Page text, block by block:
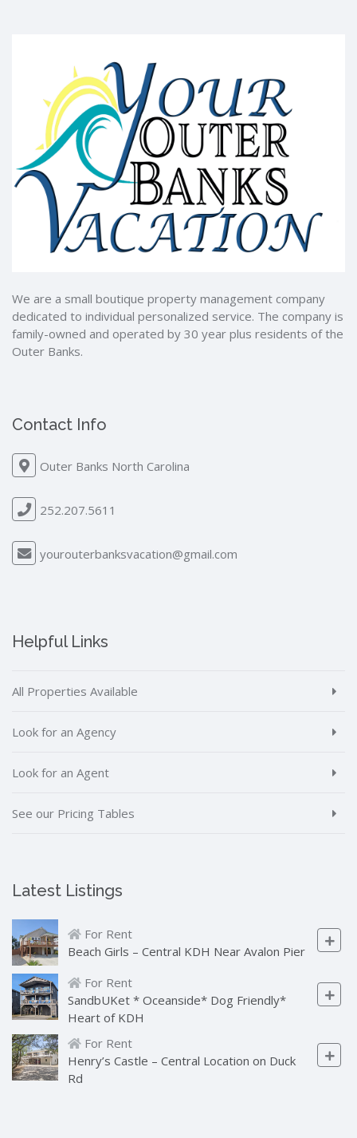
We are a small boutique property management company
dedicated to individual personalized service. The company is
family-owned and operated by 30 year plus residents of the
Outer Banks.
Contact Info
Outer Banks North Carolina
252.207.5611
yourouterbanksvacation@gmail.com
Helpful Links
All Properties Available
Look for an Agency
Look for an Agent
See our Pricing Tables
Latest Listings
For Rent
Beach Girls – Central KDH Near Avalon Pier
For Rent
SandbUKet * Oceanside* Dog Friendly*
Heart of KDH
For Rent
Henry’s Castle – Central Location on Duck
Rd